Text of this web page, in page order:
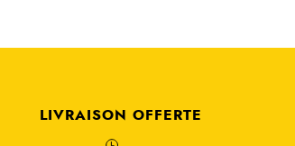
LIVRAISON OFFERTE